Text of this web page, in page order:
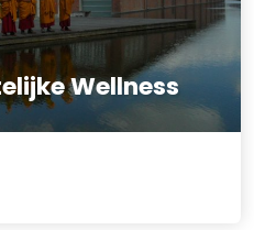
Wellness